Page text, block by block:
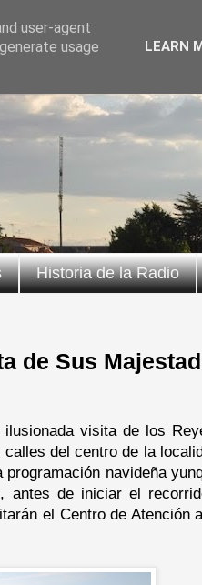
Historia de la Radio
de Sus
visita de los
del centro de la
navideña
antes de iniciar el
el Centro de Atención
user-agent
usage
LEARN